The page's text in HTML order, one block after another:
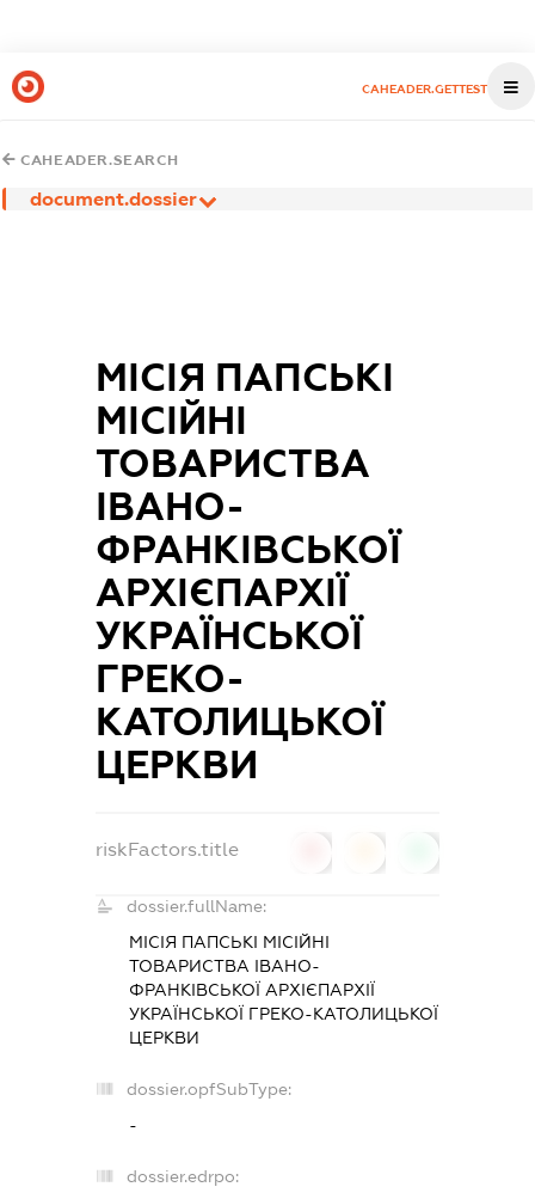
CAHEADER.GETTEST
CAHEADER.SEARCH
document.dossier
МІСІЯ ПАПСЬКІ
МІСІЙНІ
ТОВАРИСТВА
ІВАНО-
ФРАНКІВСЬКОЇ
АРХІЄПАРХІЇ
УКРАЇНСЬКОЇ
ГРЕКО-
КАТОЛИЦЬКОЇ
ЦЕРКВИ
riskFactors.title
dossier.fullName:
МІСІЯ ПАПСЬКІ МІСІЙНІ
ТОВАРИСТВА ІВАНО-
ФРАНКІВСЬКОЇ АРХІЄПАРХІЇ
УКРАЇНСЬКОЇ ГРЕКО-КАТОЛИЦЬКОЇ
ЦЕРКВИ
dossier.opfSubType:
-
dossier.edrpo: